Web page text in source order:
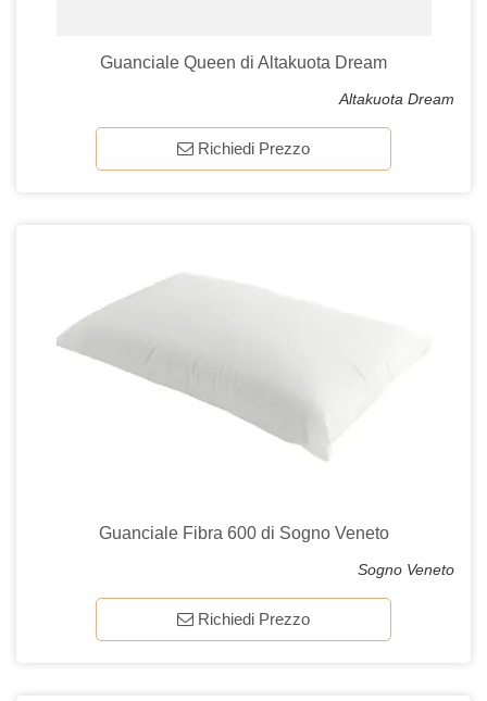
Guanciale Queen di Altakuota Dream
Altakuota Dream
Richiedi Prezzo
Guanciale Fibra 600 di Sogno Veneto
Sogno Veneto
Richiedi Prezzo